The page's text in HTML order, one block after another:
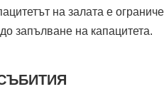
на залата е
запълване на капацитета.